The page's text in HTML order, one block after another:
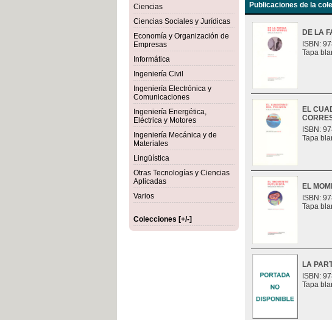
Ciencias
Ciencias Sociales y Jurídicas
Economía y Organización de
Empresas
Informática
Ingeniería Civil
Ingeniería Electrónica y
Comunicaciones
Ingeniería Energética,
Eléctrica y Motores
Ingeniería Mecánica y de
Materiales
Lingüística
Otras Tecnologías y Ciencias
Aplicadas
Varios
Colecciones [+/-]
Publicaciones de la
DE LA
ISBN:
Tapa
EL
ISBN:
Tapa
EL
ISBN:
Tapa
LA
ISBN:
Tapa